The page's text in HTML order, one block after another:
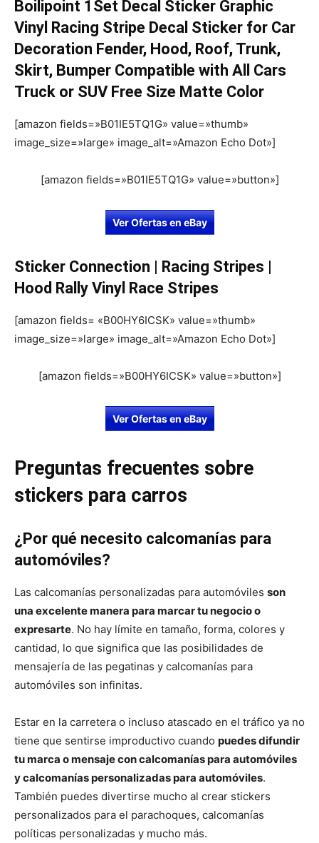
Boilipoint 1Set Decal Sticker Graphic
Vinyl Racing Stripe Decal Sticker for Car
Decoration Fender, Hood, Roof, Trunk,
Skirt, Bumper Compatible with All Cars
Truck or SUV Free Size Matte Color
[amazon fields=»B01IE5TQ1G» value=»thumb»
image_size=»large» image_alt=»Amazon Echo Dot»]
[amazon fields=»B01IE5TQ1G» value=»button»]
Ver Ofertas en eBay
Sticker Connection | Racing Stripes |
Hood Rally Vinyl Race Stripes
[amazon fields= «B00HY6ICSK» value=»thumb»
image_size=»large» image_alt=»Amazon Echo Dot»]
[amazon fields=»B00HY6ICSK» value=»button»]
Ver Ofertas en eBay
Preguntas frecuentes sobre
stickers para carros
¿Por qué necesito calcomanías para
automóviles?
Las calcomanías personalizadas para automóviles son
una excelente manera para marcar tu negocio o
expresarte. No hay límite en tamaño, forma, colores y
cantidad, lo que significa que las posibilidades de
mensajería de las pegatinas y calcomanías para
automóviles son infinitas.
Estar en la carretera o incluso atascado en el tráfico ya no
tiene que sentirse improductivo cuando puedes difundir
tu marca o mensaje con calcomanías para automóviles
y calcomanías personalizadas para automóviles.
También puedes divertirse mucho al crear stickers
personalizados para el parachoques, calcomanías
políticas personalizadas y mucho más.